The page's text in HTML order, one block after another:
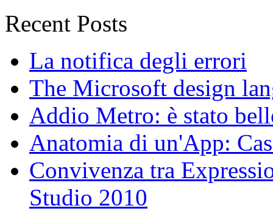
Recent Posts
La notifica degli errori
The Microsoft design
Addio Metro: è stato
Anatomia di un'App:
Convivenza tra
Studio 2010